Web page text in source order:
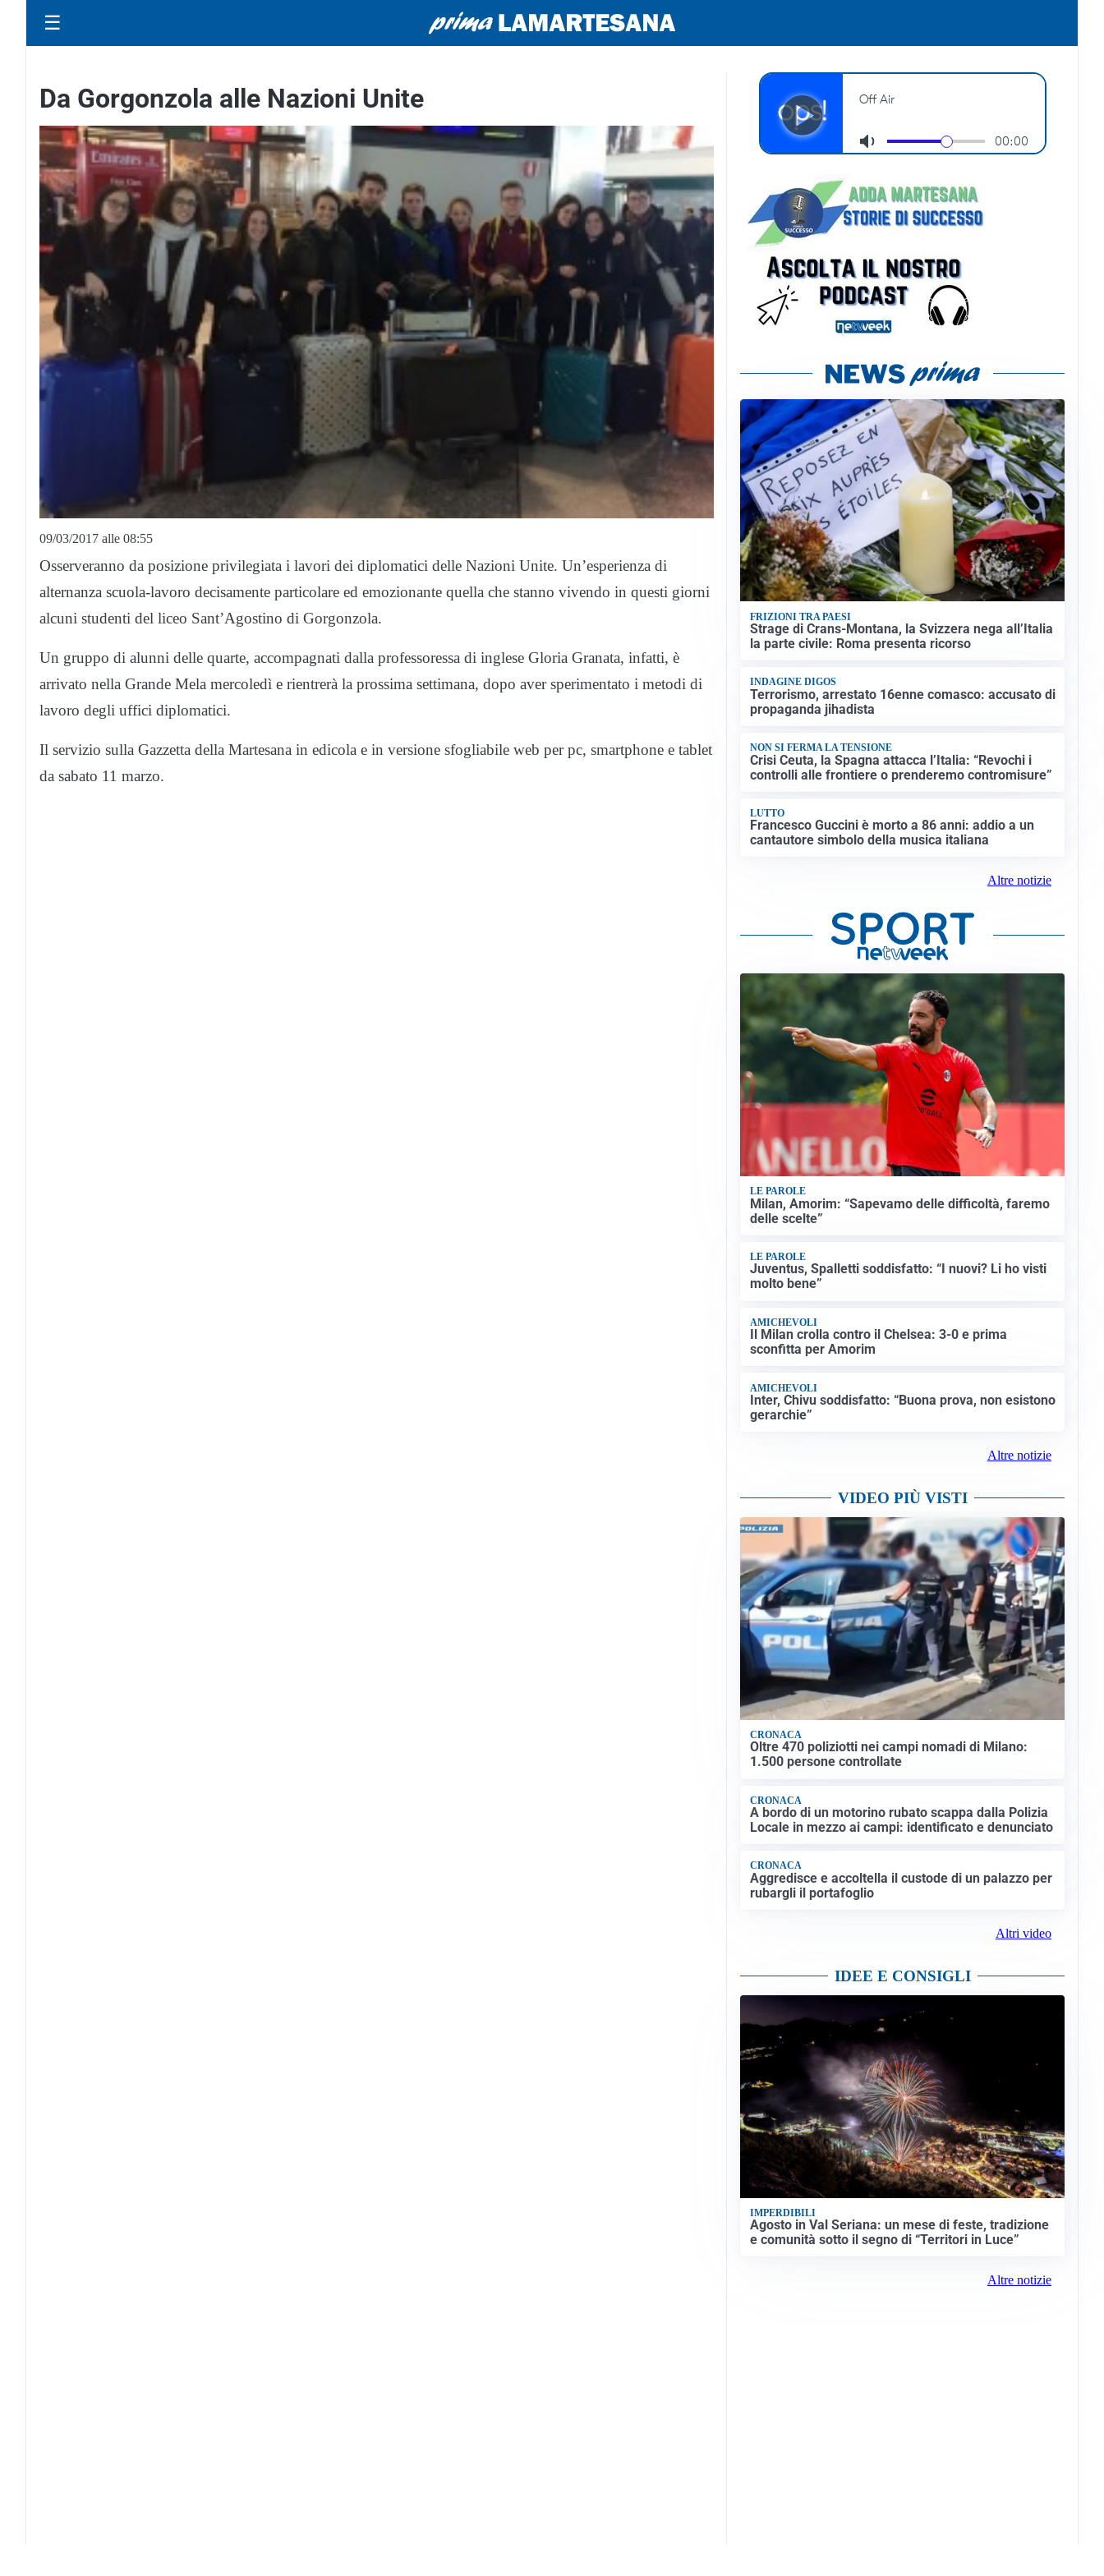
☰
Da Gorgonzola alle Nazioni Unite
09/03/2017 alle 08:55
Osserveranno da posizione privilegiata i lavori dei diplomatici delle Nazioni Unite. Un’esperienza di
alternanza scuola-lavoro decisamente particolare ed emozionante quella che stanno vivendo in questi giorni
alcuni studenti del liceo Sant’Agostino di Gorgonzola.
Un gruppo di alunni delle quarte, accompagnati dalla professoressa di inglese Gloria Granata, infatti, è
arrivato nella Grande Mela mercoledì e rientrerà la prossima settimana, dopo aver sperimentato i metodi di
lavoro degli uffici diplomatici.
Il servizio sulla Gazzetta della Martesana in edicola e in versione sfogliabile web per pc, smartphone e tablet
da sabato 11 marzo.
FRIZIONI TRA PAESI
Strage di Crans-Montana, la Svizzera nega all’Italia
la parte civile: Roma presenta ricorso
INDAGINE DIGOS
Terrorismo, arrestato 16enne comasco: accusato di
propaganda jihadista
NON SI FERMA LA TENSIONE
Crisi Ceuta, la Spagna attacca l’Italia: “Revochi i
controlli alle frontiere o prenderemo contromisure”
LUTTO
Francesco Guccini è morto a 86 anni: addio a un
cantautore simbolo della musica italiana
Altre notizie
LE PAROLE
Milan, Amorim: “Sapevamo delle difficoltà, faremo
delle scelte”
LE PAROLE
Juventus, Spalletti soddisfatto: “I nuovi? Li ho visti
molto bene”
AMICHEVOLI
Il Milan crolla contro il Chelsea: 3-0 e prima
sconfitta per Amorim
AMICHEVOLI
Inter, Chivu soddisfatto: “Buona prova, non esistono
gerarchie”
Altre notizie
VIDEO PIÙ VISTI
CRONACA
Oltre 470 poliziotti nei campi nomadi di Milano:
1.500 persone controllate
CRONACA
A bordo di un motorino rubato scappa dalla Polizia
Locale in mezzo ai campi: identificato e denunciato
CRONACA
Aggredisce e accoltella il custode di un palazzo per
rubargli il portafoglio
Altri video
IDEE E CONSIGLI
IMPERDIBILI
Agosto in Val Seriana: un mese di feste, tradizione
e comunità sotto il segno di “Territori in Luce”
Altre notizie